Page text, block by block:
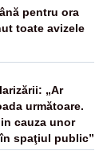
pentru ora
toate avizele
„Ar
următoare.
cauza unor
spaţiul public”